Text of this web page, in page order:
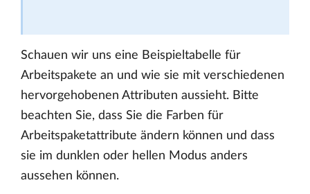
Schauen wir uns eine Beispieltabelle für
Arbeitspakete an und wie sie mit verschiedenen
hervorgehobenen Attributen aussieht. Bitte
beachten Sie, dass Sie die Farben für
Arbeitspaketattribute ändern können und dass
sie im dunklen oder hellen Modus anders
aussehen können.